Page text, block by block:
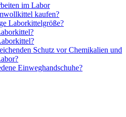
im Labor
kaufen?
Laborkittelgröße?
Schutz vor Chemikalien und
Einweghandschuhe?